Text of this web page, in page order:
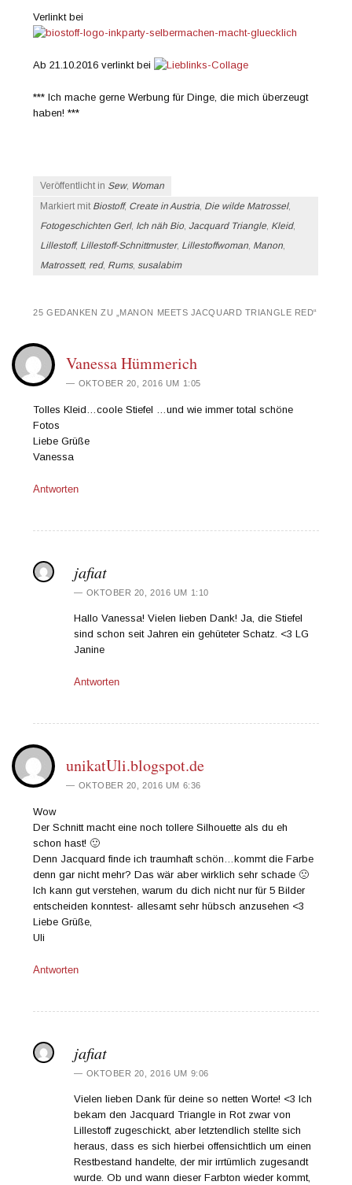
Verlinkt bei
Ab 21.10.2016 verlinkt bei
*** Ich mache gerne Werbung für Dinge, die mich überzeugt
haben! ***
Veröffentlicht in Sew, Woman
Markiert mit Biostoff, Create in Austria Die wilde Matrossel,
Fotogeschichten Gerl, Ich näh Bio ,Jacquard Triangle Kleid,
Lillestoff, Lillestoff-Schnittmuster, Lillestoffwoman Manon
Matrossett, red, Rums, susalabim
25 GEDANKEN ZU „ MANON MEETS JACQUARD TRIANGLE RED“
Vanessa Hümmerich
OKTOBER 20, 2016 UM 1:05
Tolles Kleid…coole Stiefel …und wie immer total schöne
Fotos
Liebe Grüße
Vanessa
Antworten
jafiat
OKTOBER 20, 2016 UM 1:10
Hallo Vanessa! Vielen lieben Dank! Ja, die Stiefel
sind schon seit Jahren ein gehüteter Schatz. <3 LG
Janine
Antworten
unikatUli.blogspot.de
OKTOBER 20, 2016 UM 6:36
Wow
Der Schnitt macht eine noch tollere Silhouette als du eh
schon hast! 🙂
Denn Jacquard finde ich traumhaft schön…kommt die Farbe
denn gar nicht mehr? Das wär aber wirklich sehr schade 🙁
Ich kann gut verstehen, warum du dich nicht nur für 5 Bilder
entscheiden konntest- allesamt sehr hübsch anzusehen <3
Liebe Grüße,
Uli
Antworten
jafiat
OKTOBER 20, 2016 UM 9:06
Vielen lieben Dank für deine so netten Worte! <3 Ich
bekam den Jacquard Triangle in Rot zwar von
Lillestoff zugeschickt, aber letztendlich stellte sich
heraus, dass es sich hierbei offensichtlich um einen
Restbestand handelte, der mir irrtümlich zugesandt
wurde. Ob und wann dieser Farbton wieder kommt,